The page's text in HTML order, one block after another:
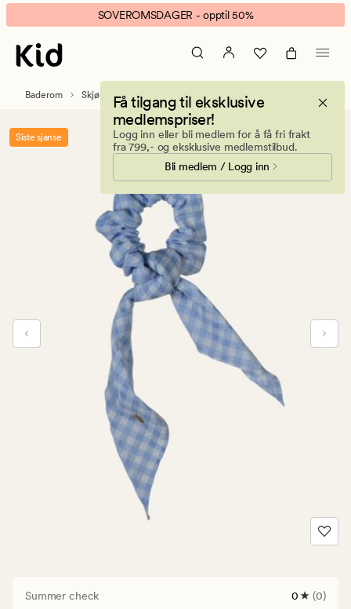
Summer
check
hårstrikk
blå
banner.
Klikk
ESCAPE
pause.
SOVEROMSDAGER - opptil 50%
Få tilgang til eksklusive
medlemspriser!
Logg inn eller bli medlem for å få fri frakt
fra 799,- og eksklusive medlemstilbud.
Bli medlem / Logg inn
Baderom Skjønnhetstilbehør Håraccessories
Siste sjanse
Summer check
0
0 (0)